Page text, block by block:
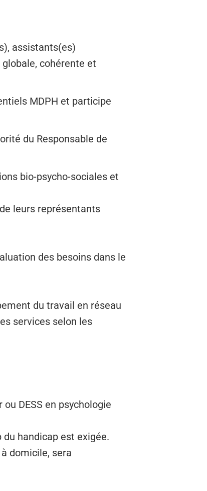
assistants(es)
cohérente et
MDPH et participe
du Responsable de
bio‑psycho‑sociales et
leurs représentants
des besoins dans le
du travail en réseau
services selon les
DESS en psychologie
handicap est exigée.
domicile, sera